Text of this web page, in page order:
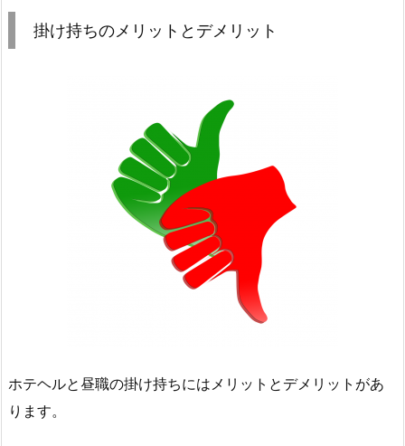
掛け持ちのメリットとデメリット
ホテヘルと昼職の掛け持ちにはメリットとデメリットがあ
ります。